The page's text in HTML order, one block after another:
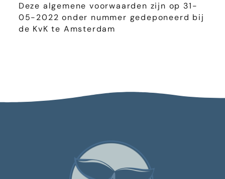
Deze algemene voorwaarden zijn op 31-
05-2022 onder nummer gedeponeerd bij
de KvK te Amsterdam